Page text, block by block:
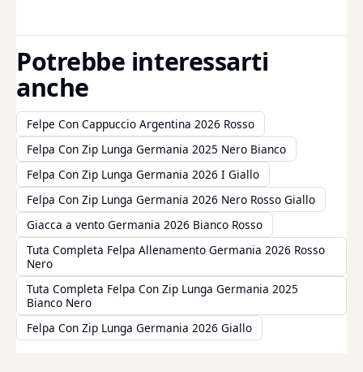
Potrebbe interessarti
anche
Felpe Con Cappuccio Argentina 2026 Rosso
Felpa Con Zip Lunga Germania 2025 Nero Bianco
Felpa Con Zip Lunga Germania 2026 I Giallo
Felpa Con Zip Lunga Germania 2026 Nero Rosso Giallo
Giacca a vento Germania 2026 Bianco Rosso
Tuta Completa Felpa Allenamento Germania 2026 Rosso
Nero
Tuta Completa Felpa Con Zip Lunga Germania 2025
Bianco Nero
Felpa Con Zip Lunga Germania 2026 Giallo